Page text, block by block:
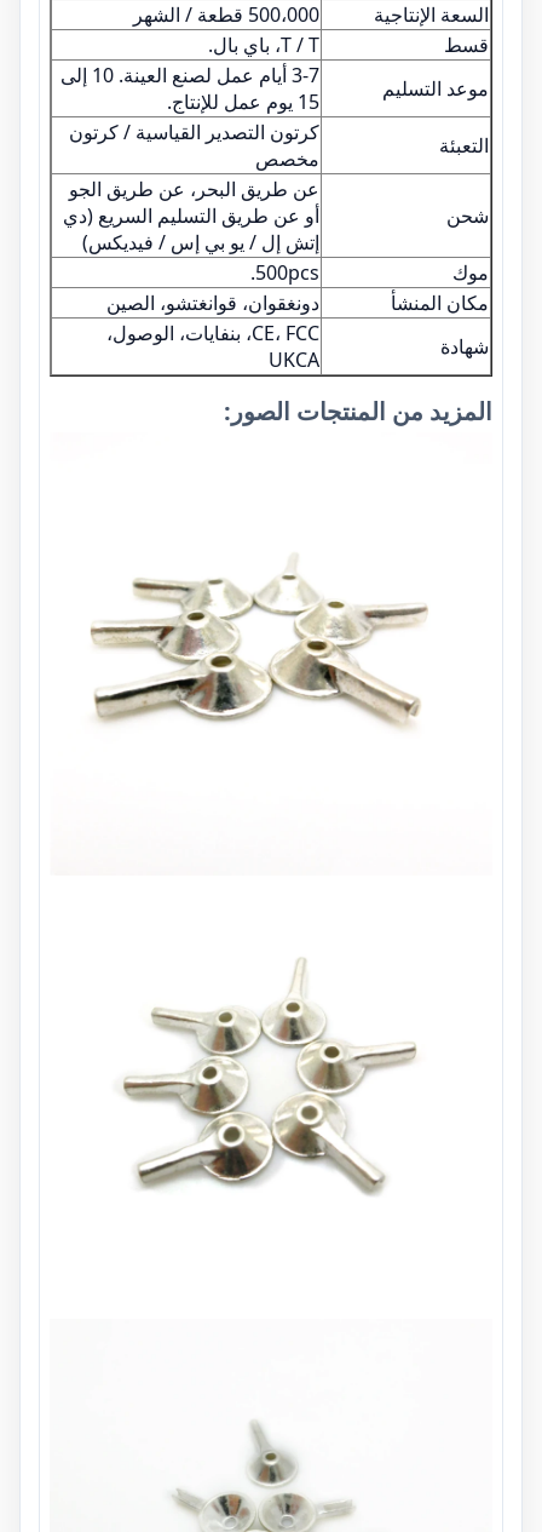
السعة الإنتاجية
500،000 قطعة / الشهر
قسط
T / T، باي بال.
موعد التسليم
3-7 أيام عمل لصنع العينة. 10 إلى
15 يوم عمل للإنتاج.
التعبئة
كرتون التصدير القياسية / كرتون
مخصص
شحن
عن طريق البحر، عن طريق الجو
أو عن طريق التسليم السريع (دي
إتش إل / يو بي إس / فيديكس)
موك
500pcs.
مكان المنشأ
دونغقوان، قوانغتشو، الصين
شهادة
CE، FCC، بنفايات، الوصول،
UKCA
المزيد من المنتجات الصور: